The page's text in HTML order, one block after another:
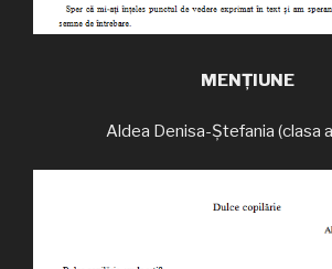
MENȚIUNE
Aldea Denisa-Ștefania (clasa